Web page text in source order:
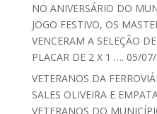
NO ANIVERSÁRIO DO
JOGO FESTIVO, OS
VENCERAM A SELEÇÃO
PLACAR DE 2 X 1 …. 05/
VETERANOS DA
SALES OLIVEIRA E
VETERANOS DO